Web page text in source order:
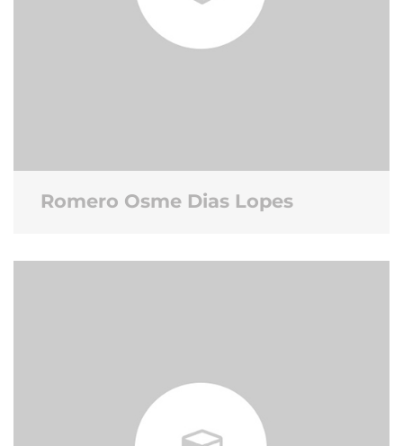
Romero Osme Dias Lopes